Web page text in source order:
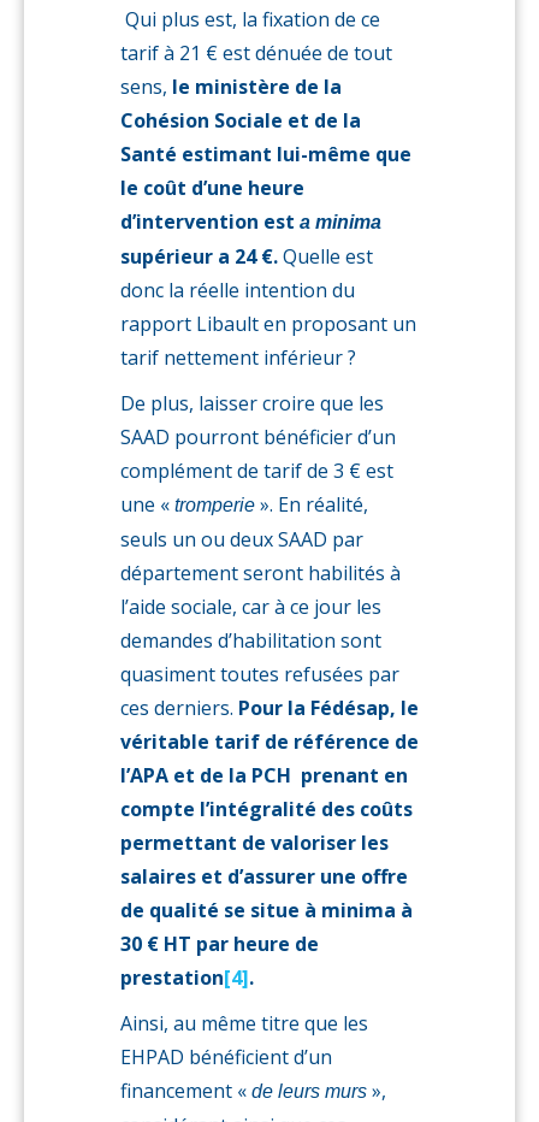
Qui plus est, la fixation de ce
tarif à 21 € est dénuée de tout
sens, le ministère de la
Cohésion Sociale et de la
Santé estimant lui-même que
le coût d’une heure
d’intervention est a minima
supérieur a 24 €.Quelle est
donc la réelle intention du
rapport Libault en proposant un
tarif nettement inférieur ?
De plus, laisser croire que les
SAAD pourront bénéficier d’un
complément de tarif de 3 € est
une « tromperie ». En réalité,
seuls un ou deux SAAD par
département seront habilités à
l’aide sociale, car à ce jour les
demandes d’habilitation sont
quasiment toutes refusées par
ces derniers. Pour la Fédésap, le
véritable tarif de référence de
l’APA et de la PCH prenant en
compte l’intégralité des coûts
permettant de valoriser les
salaires et d’assurer une offre
de qualité se situe à minima à
30 € HT par heure de
prestation[4].
Ainsi, au même titre que les
EHPAD bénéficient d’un
financement « de leurs murs »,